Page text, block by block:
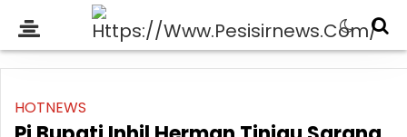
HOTNEWS